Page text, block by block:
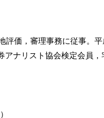
価，審理事務に従事。
ナリスト協会検定会員